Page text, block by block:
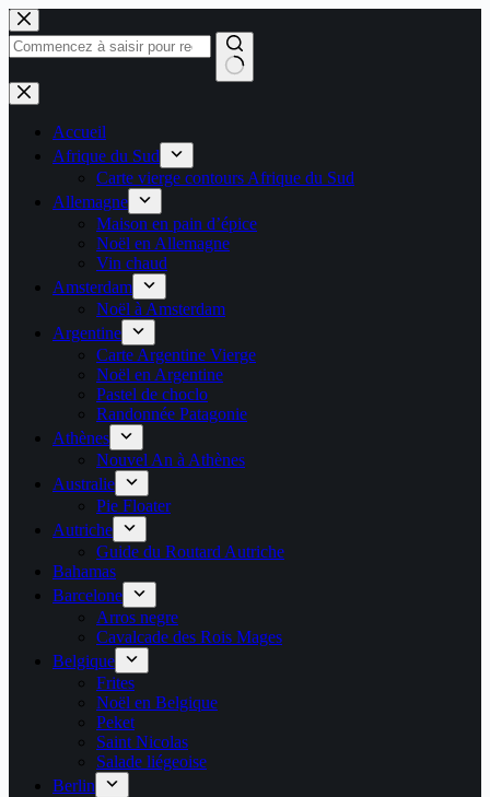
Passer
au
contenu
Aucun
résultat
Accueil
Afrique du Sud
Carte vierge contours Afrique du Sud
Allemagne
Maison en pain d’épice
Noël en Allemagne
Vin chaud
Amsterdam
Noël à Amsterdam
Argentine
Carte Argentine Vierge
Noël en Argentine
Pastel de choclo
Randonnée Patagonie
Athènes
Nouvel An à Athènes
Australie
Pie Floater
Autriche
Guide du Routard Autriche
Bahamas
Barcelone
Arros negre
Cavalcade des Rois Mages
Belgique
Frites
Noël en Belgique
Peket
Saint Nicolas
Salade liégeoise
Berlin